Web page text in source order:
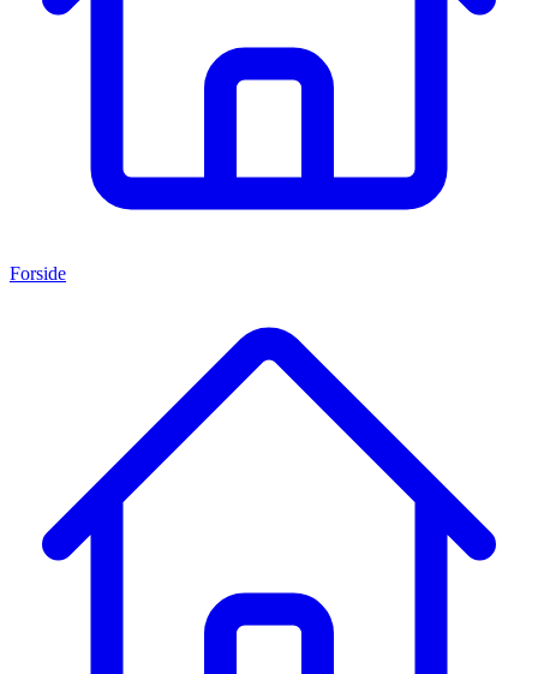
Forside